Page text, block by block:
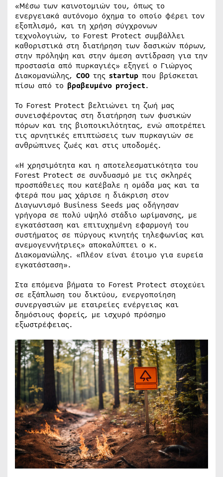
«Μέσω των καινοτομιών του, όπως το
ενεργειακά αυτόνομο όχημα το οποίο φέρει τον
εξοπλισμό, και τη χρήση σύγχρονων
τεχνολογιών, το Forest Protect συμβάλλει
καθοριστικά στη διατήρηση των δασικών πόρων,
στην πρόληψη και στην άμεση αντίδραση για την
προστασία από πυρκαγιές» εξηγεί ο Γιώργος
Διακομανώλης, COO της startup που βρίσκεται
πίσω από το βραβευμένο project.
Το Forest Protect βελτιώνει τη ζωή μας
συνεισφέροντας στη διατήρηση των φυσικών
πόρων και της βιοποικιλότητας, ενώ αποτρέπει
τις αρνητικές επιπτώσεις των πυρκαγιών σε
ανθρώπινες ζωές και στις υποδομές.
«Η χρησιμότητα και η αποτελεσματικότητα του
Forest Protect σε συνδυασμό με τις σκληρές
προσπάθειες που κατέβαλε η ομάδα μας και τα
φτερά που μας χάρισε η διάκριση στον
Διαγωνισμό Business Seeds μας οδήγησαν
γρήγορα σε πολύ υψηλό στάδιο ωρίμανσης, με
εγκατάσταση και επιτυχημένη εφαρμογή του
συστήματος σε πύργους κινητής τηλεφωνίας και
ανεμογεννήτριες» αποκαλύπτει ο κ.
Διακομανώλης. «Πλέον είναι έτοιμο για ευρεία
εγκατάσταση».
Στα επόμενα βήματα το Forest Protect στοχεύει
σε εξάπλωση του δικτύου, ενεργοποίηση
συνεργασιών με εταιρείες ενέργειας και
δημόσιους φορείς, με ισχυρό πρόσημο
εξωστρέφειας.